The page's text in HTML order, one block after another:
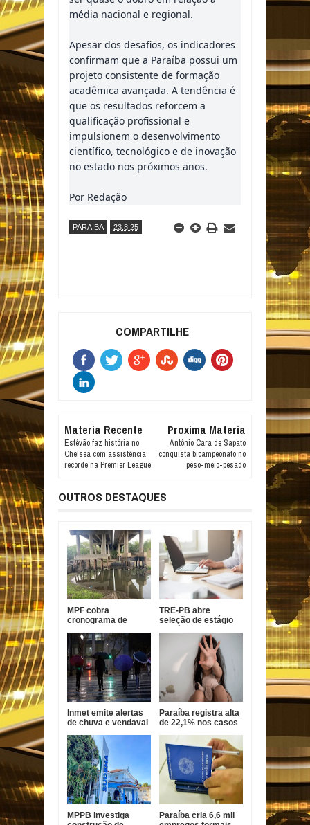
média nacional e regional.
Apesar dos desafios, os indicadores
confirmam que a Paraíba possui um
projeto consistente de formação
acadêmica avançada. A tendência é
que os resultados reforcem a
qualificação profissional e
impulsionem o desenvolvimento
científico, tecnológico e de inovação
no estado nos próximos anos.
Por Redação
PARAIBA 23.8.25
COMPARTILHE
Materia Recente
Estêvão faz história no
Chelsea com assistência
recorde na Premier League
Proxima Materia
Antônio Cara de Sapato
conquista bicampeonato no
peso-meio-pesado
OUTROS DESTAQUES
MPF cobra
cronograma de
BR-101 na Paraíba
TRE-PB abre
seleção de estágio
com bolsa de R$ 1,8
Inmet emite alertas
de chuva e vendaval
Paraíba
Paraíba registra alta
de 22,1% nos casos
vulnerável
MPPB investiga
Paraíba cria 6,6 mil